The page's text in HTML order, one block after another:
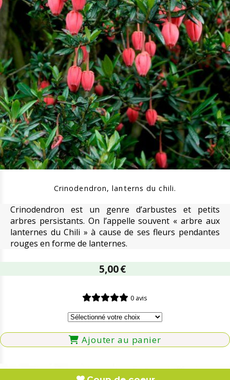
Crinodendron, lanterns du chili.
Crinodendron est un genre d’arbustes et petits
arbres persistants. On l’appelle souvent « arbre aux
lanternes du Chili » à cause de ses fleurs pendantes
rouges en forme de lanternes.
5,00€
0 avis
Ajouter au panier